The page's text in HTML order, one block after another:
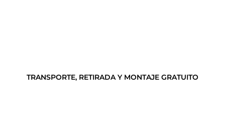
TRANSPORTE, RETIRADA Y MONTAJE GRATUITO